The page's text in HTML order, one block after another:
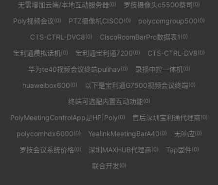
无需增加云端/本地互动服务器(0) 罗技摄像头c5500蔡司(0)
Poly视频会议(0) PTZ摄像机CISCO(0) polycomgroup500(0)
CTS-CTRL-DVC8(0) CiscoRoomBarPro数据表1 (0)
宝利通模拟话机(0) 宝利通宝利通7200(0) CTS-CTRL-DV8(0)
华为te40视频会议终端pulihav(0) 录播中控一体机(0)
huaweibox600(0) 以下是宝利通G7500视频会议终端(0)
终端可选配内置互动功能(0)
PolyMeetingControlApp是HP|Poly(0) 售后深圳宝利通代理商(0)
polycomhdx6000(0) YealinkMeetingBarA40(0) 无响应(0)
罗技会议系统价格(0) 深圳MAXHUB代理商(0) Tap固件(0)
联合开发(0)